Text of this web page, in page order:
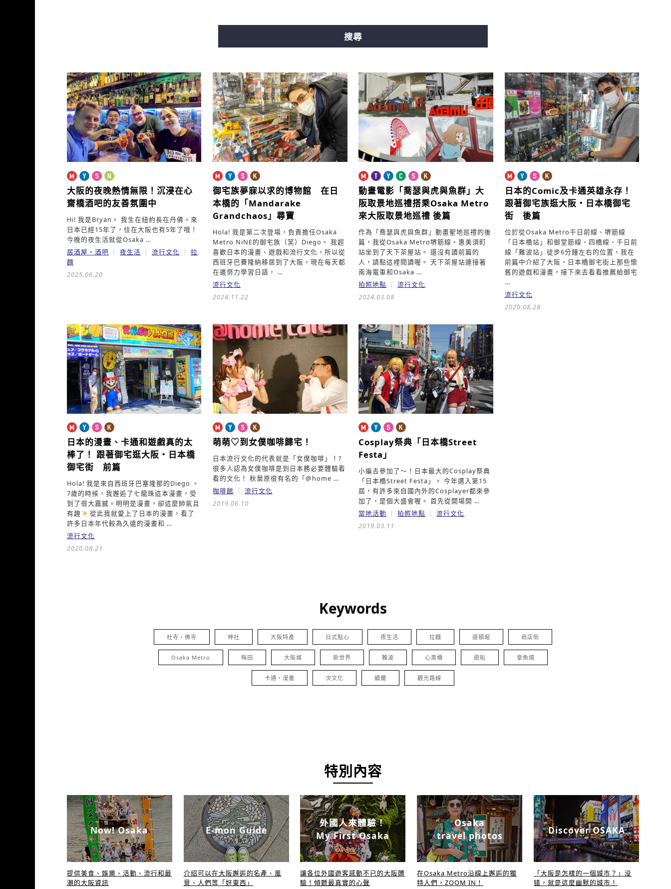
新電車
搜尋
大阪的夜晚熱情無限！ 沉浸在心
齋橋酒吧的友善氛圍中
Hi! 我是Bryan。 我生在紐約長在丹佛。來
日本已經15年了，住在大阪也有5年了哦！
今晚的夜生活就從Osaka …
居酒屋・酒吧
夜生活 流行文化
拉
麵
2025.06.20
御宅族夢寐以求的博物館在日
本橋的「Mandarake
Grandchaos」尋寶
Hola! 我是第二次登場，負責擔任Osaka
Metro NiNE的御宅族（笑）Diego。 我超
喜歡日本的漫畫、遊戲和流行文化，所以從
西班牙巴賽隆納移居到了大阪。現在每天都
在邊努力學習日語， …
流行文化
2024.11.22
動畫電影「喬瑟與虎與魚群」大
阪取景地巡禮搭乘Osaka Metro
來大阪取景地巡禮 後篇
作為「喬瑟與虎與魚群」動畫聖地巡禮的後
篇，我從Osaka Metro堺筋線・惠美須町
站坐到了天下茶屋站。 還沒有讀前篇的
人，請點這裡閱讀喔。 天下茶屋站連接著
南海電車和Osaka …
拍照地點
流行文化
2024.03.08
日本的Comic及卡通英雄永存！
跟著御宅族逛大阪・日本橋御宅
街 後篇
位於從Osaka Metro千日前線、堺筋線
「日本橋站」和御堂筋線、四橋線、千日前
線「難波站」徒步6分鐘左右的位置，我在
前篇中介紹了大阪・日本橋御宅街上那些懷
舊的遊戲和漫畫，接下來去看看推薦給御宅
…
流行文化
2020.08.28
日本的漫畫、卡通和遊戲真的太
棒了！ 跟著御宅逛大阪・日本橋
御宅街 前篇
Hola! 我是來自西班牙巴塞隆那的Diego 。
7歲的時候，我邂逅了七龍珠這本漫畫，受
到了很大震撼。明明是漫畫，卻這麼帥氣且
有趣
從此我就愛上了日本的漫畫，看了
許多日本年代較為久遠的漫畫和 …
流行文化
2020.08.21
萌萌♡到女僕咖啡歸宅！
日本流行文化的代表就是「女僕咖啡」！?
很多人認為女僕咖啡是到日本務必要體驗看
看的文化！ 秋葉原很有名的「@home …
咖啡館
流行文化
2019.06.10
Cosplay祭典「日本橋Street
Festa」
小編去參加了～！日本最大的Cosplay祭典
「日本橋Street Festa」。 今年邁入第15
屆，有許多來自國內外的Cosplayer都來參
加了，是個大盛會喔。 首先從開場開 …
當地活動
拍照地點
流行文化
2019.03.11
Keywords
社寺・佛寺 神社 大阪特產 日式點心 夜生活 拉麵 道頓堀 商店街
Osaka Metro 梅田 大阪城 新世界 難波 心斎橋 遊船 章魚燒
卡通・漫畫 次文化 續攤 觀光路線
特別內容
Now! Osaka
提供美食、娛樂、活動、流行和最
潮的大阪資訊
E-mon Guide
介绍可以在大阪邂逅的名產、風
景、人們等「好東西」
外國人來體驗！
My First Osaka
讓各位外國遊客感動不已的大阪體
驗！傾聽最真實的心聲
Osaka
travel photos
在Osaka Metro沿線上邂逅的獨
特人們，ZOOM IN！
Discover OSAKA
「大阪是怎樣的一個城市？」没
错，就是這麼幽默的城市！